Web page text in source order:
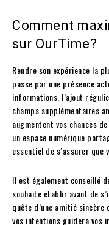
Comment
sur OurTime?
Rendre son expérience la
passe par une présence
informations, l’ajout
champs supplémentaires
augmentent vos chances
un espace numérique
essentiel de s’assurer que
Il est également conseillé
souhaite établir avant de
quête d’une amitié
vos intentions guidera vos